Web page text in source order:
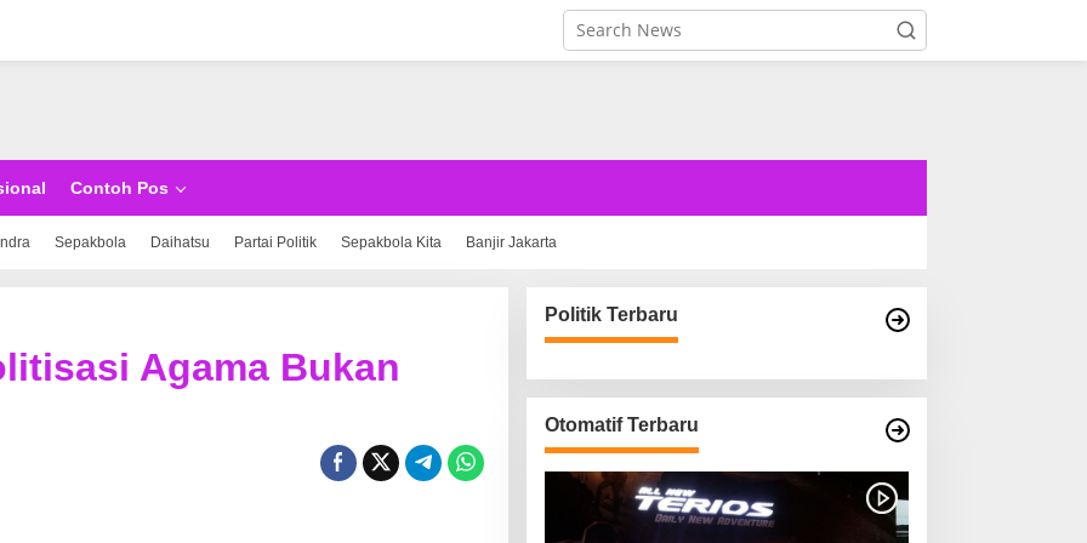
Contoh Pos
Sepakbola Daihatsu Partai Politik Sepakbola Kita Banjir Jakarta
Agama Bukan
Politik Terbaru
Otomatif Terbaru